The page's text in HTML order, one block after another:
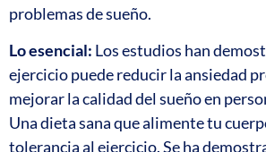
problemas de sueño.
Lo esencial: Los estudios han
ejercicio puede reducir la ansiedad
mejorar la calidad del sueño en
Una dieta sana que alimente tu
tolerancia al ejercicio. Se ha